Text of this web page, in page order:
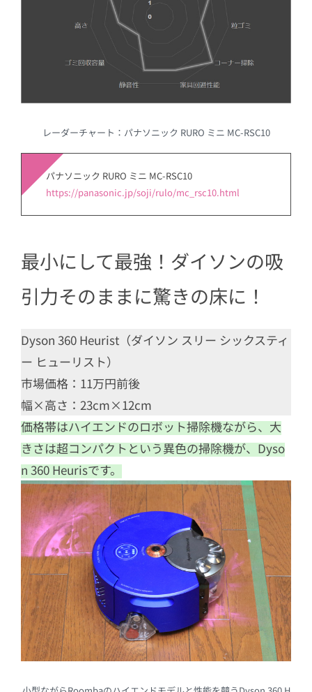
レーダーチャート：パナソニック RURO ミニ MC-RSC10
パナソニック RURO ミニ MC-RSC10
https://panasonic.jp/soji/rulo/mc_rsc10.html
最小にして最強！ダイソンの吸
引力そのままに驚きの床に！
Dyson 360 Heurist（ダイソン スリー シックスティ
ー ヒューリスト）
市場価格：11万円前後
幅×高さ：23cm×12cm
価格帯はハイエンドのロボット掃除機ながら、大
きさは超コンパクトという異色の掃除機が、Dyso
n 360 Heurisです。